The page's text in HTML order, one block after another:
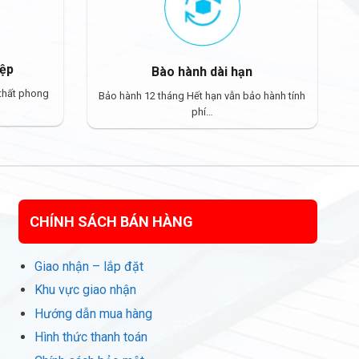
phong
Bào hành dài hạn
Bảo hành 12 tháng Hết hạn vẫn bảo hành tính
phí…
CHÍNH SÁCH BÁN HÀNG
Giao nhận – lắp đặt
Khu vực giao nhận
Hướng dẫn mua hàng
Hình thức thanh toán